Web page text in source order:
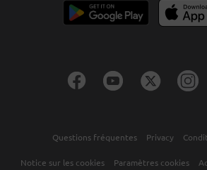
Questions fréquentes Privacy
Notice sur les cookies Paramètres cookies